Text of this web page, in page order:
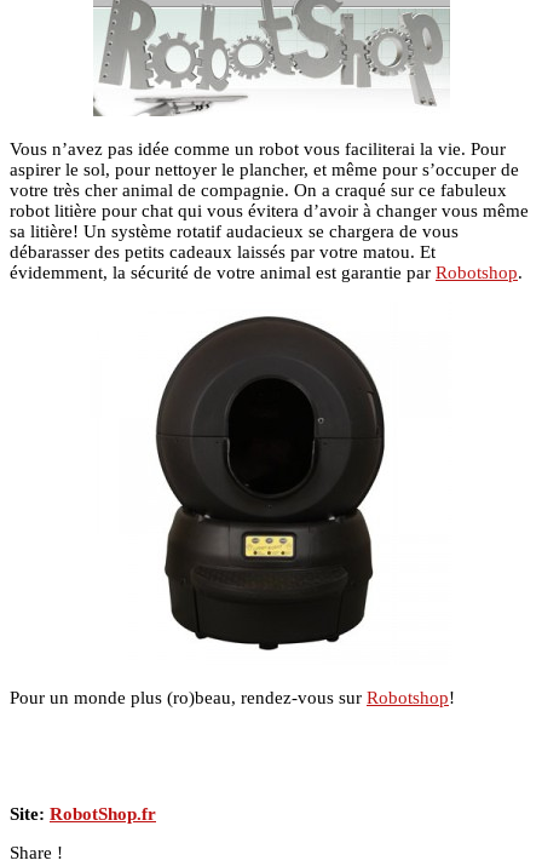
Vous n’avez pas idée comme un robot vous faciliterai la vie. Pour
aspirer le sol, pour nettoyer le plancher, et même pour s’occuper de
votre très cher animal de compagnie. On a craqué sur ce fabuleux
robot litière pour chat qui vous évitera d’avoir à changer vous même
sa litière! Un système rotatif audacieux se chargera de vous
débarasser des petits cadeaux laissés par votre matou. Et
évidemment, la sécurité de votre animal est garantie par Robotshop.
Pour un monde plus (ro)beau, rendez-vous sur Robotshop!
Site: RobotShop.fr
Share !